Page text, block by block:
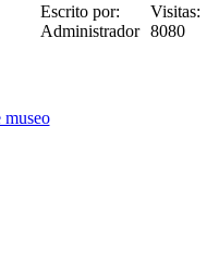
Escrito por:
Administrador
Visitas:
8080